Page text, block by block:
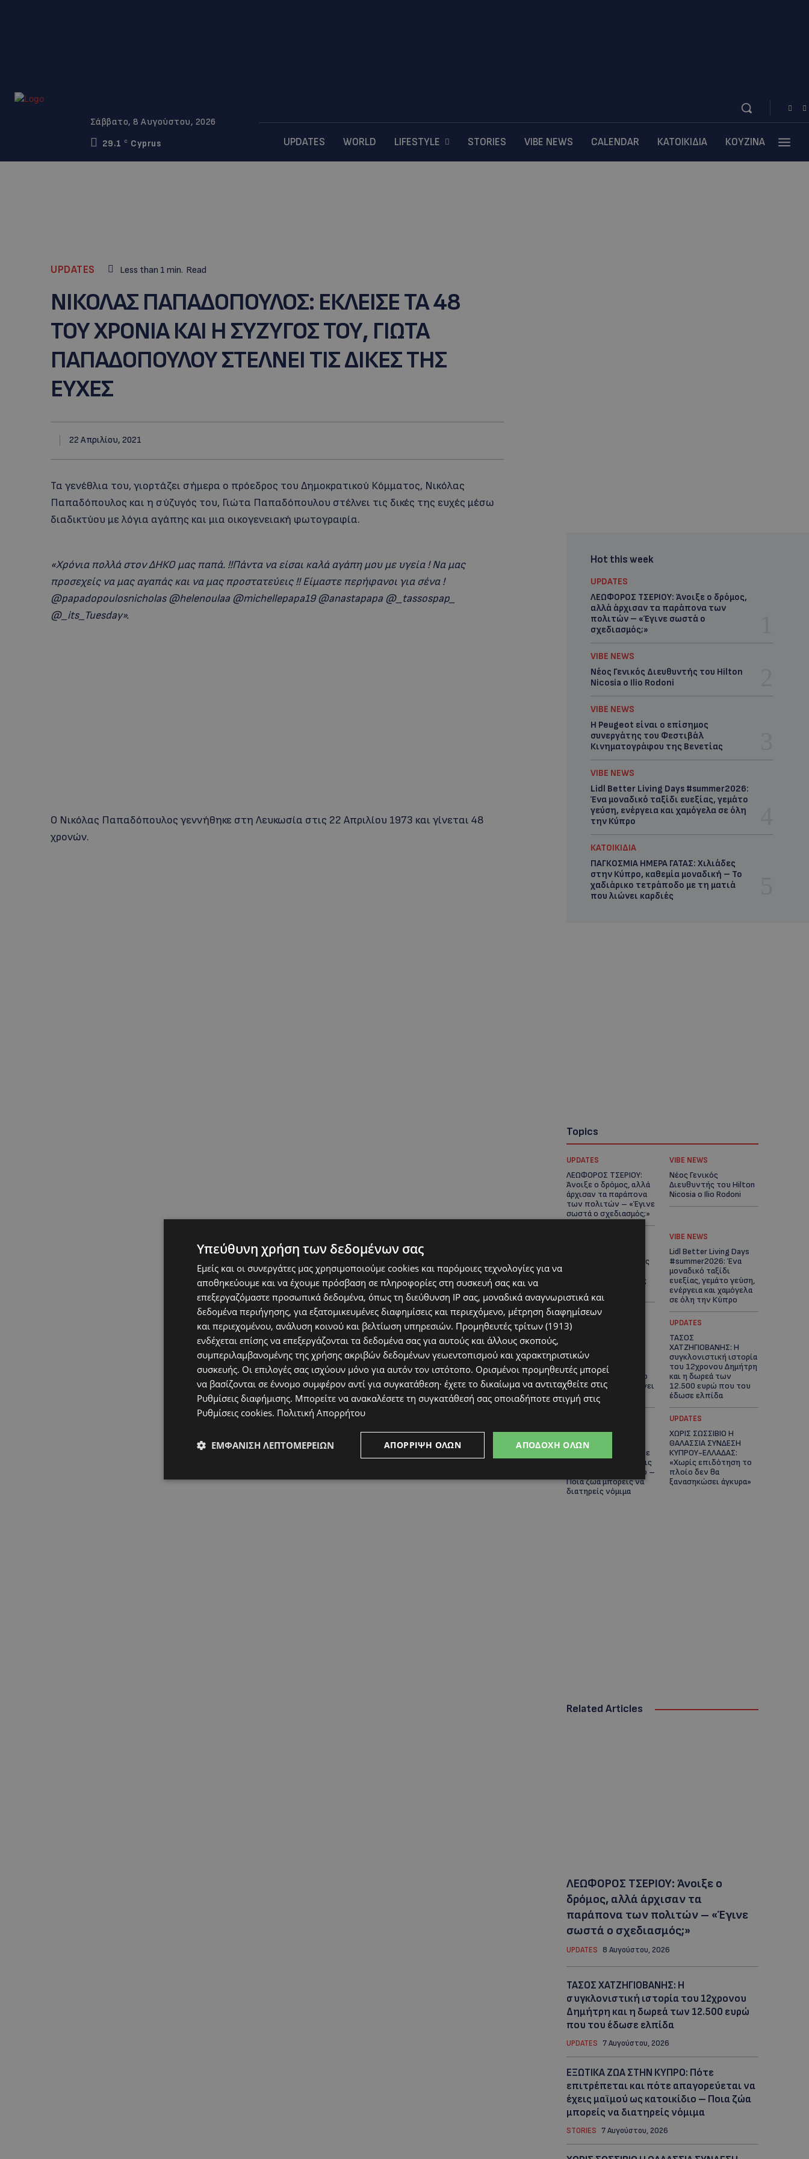
Σάββατο, 8 Αυγούστου, 2026
29.1
C Cyprus UPDATES WORLD LIFESTYLE STORIES VIBE NEWS CALENDAR ΚΑΤΟΙΚΙΔΙΑ ΚΟΥΖΙΝΑ
UPDATES Less than 1 min. Read
ΝΙΚΟΛΑΣ ΠΑΠΑΔΟΠΟΥΛΟΣ: ΕΚΛΕΙΣΕ ΤΑ 48
ΤΟΥ ΧΡΟΝΙΑ ΚΑΙ Η ΣΥΖΥΓΟΣ ΤΟΥ, ΓΙΩΤΑ
ΠΑΠΑΔΟΠΟΥΛΟΥ ΣΤΕΛΝΕΙ ΤΙΣ ΔΙΚΕΣ ΤΗΣ
ΕΥΧΕΣ
22 Απριλίου, 2021
Τα γενέθλια του, γιορτάζει σήμερα ο πρόεδρος του Δημοκρατικού Κόμματος, Νικόλας
Παπαδόπουλος και η σύζυγός του, Γιώτα Παπαδόπουλου στέλνει τις δικές της ευχές μέσω
διαδικτύου με λόγια αγάπης και μια οικογενειακή φωτογραφία.
«Χρόνια πολλά στον ΔΗΚΟ μας παπά. !!Πάντα να είσαι καλά αγάπη μου με υγεία ! Να μας
προσεχείς να μας αγαπάς και να μας προστατεύεις !! Είμαστε περήφανοι για σένα !
@papadopoulosnicholas @helenoulaa @michellepapa19 @anastapapa @_tassospap_
@_its_Tuesday».
Ο Νικόλας Παπαδόπουλος γεννήθηκε στη Λευκωσία στις 22 Απριλίου 1973 και γίνεται 48
χρονών.
Hot this week
UPDATES
ΛΕΩΦΟΡΟΣ ΤΣΕΡΙΟΥ: Άνοιξε ο δρόμος,
αλλά άρχισαν τα παράπονα των
πολιτών – «Έγινε σωστά ο
σχεδιασμός;»
VIBE NEWS
Νέος Γενικός Διευθυντής του Hilton
Nicosia ο Ilio Rodoni
VIBE NEWS
Η Peugeot είναι ο επίσημος
συνεργάτης του Φεστιβάλ
Κινηματογράφου της Βενετίας
VIBE NEWS
Lidl Better Living Days #summer2026:
Ένα μοναδικό ταξίδι ευεξίας, γεμάτο
γεύση, ενέργεια και χαμόγελα σε όλη
την Κύπρο
ΚΑΤΟΙΚΙΔΙΑ
ΠΑΓΚΟΣΜΙΑ ΗΜΕΡΑ ΓΑΤΑΣ: Χιλιάδες
στην Κύπρο, καθεμία μοναδική – Το
χαδιάρικο τετράποδο με τη ματιά
που λιώνει καρδιές
Topics
UPDATES
ΛΕΩΦΟΡΟΣ ΤΣΕΡΙΟΥ:
Άνοιξε ο δρόμος, αλλά
άρχισαν τα παράπονα
των πολιτών – «Έγινε
σωστά ο σχεδιασμός;»
VIBE NEWS
Νέος Γενικός
Διευθυντής του Hilton
Nicosia ο Ilio Rodoni
επίσημος συνεργάτης
Κινηματογράφου της
VIBE NEWS
Lidl Better Living Days
#summer2026: Ένα
μοναδικό ταξίδι
ευεξίας, γεμάτο γεύση,
ενέργεια και χαμόγελα
σε όλη την Κύπρο
ΚΑΤΟΙΚΙΔΙΑ
Κύπρο, καθεμία
μοναδική – Το
χαδιάρικο τετράποδο
με τη ματιά που λιώνει
καρδιές
UPDATES
ΤΑΣΟΣ
ΧΑΤΖΗΓΙΟΒΑΝΗΣ: Η
συγκλονιστική ιστορία
του 12χρονου Δημήτρη
και η δωρεά των
12.500 ευρώ που του
έδωσε ελπίδα
ΕΞΩΤΙΚΑ ΖΩΑ ΣΤΗΝ
ΚΥΠΡΟ: Πότε
επιτρέπεται και πότε
απαγορεύεται να έχεις
μαϊμού ως κατοικίδιο –
Ποια ζώα μπορείς να
διατηρείς νόμιμα
UPDATES
ΧΩΡΙΣ ΣΩΣΣΙΒΙΟ Η
ΘΑΛΑΣΣΙΑ ΣΥΝΔΕΣΗ
ΚΥΠΡΟΥ-ΕΛΛΑΔΑΣ:
«Χωρίς επιδότηση το
πλοίο δεν θα
ξανασηκώσει άγκυρα»
Related Articles
ΛΕΩΦΟΡΟΣ ΤΣΕΡΙΟΥ: Άνοιξε ο
δρόμος, αλλά άρχισαν τα
παράπονα των πολιτών – «Έγινε
σωστά ο σχεδιασμός;»
UPDATES 8 Αυγούστου, 2026
ΤΑΣΟΣ ΧΑΤΖΗΓΙΟΒΑΝΗΣ: Η
συγκλονιστική ιστορία του 12χρονου
Δημήτρη και η δωρεά των 12.500 ευρώ
που του έδωσε ελπίδα
UPDATES 7 Αυγούστου, 2026
ΕΞΩΤΙΚΑ ΖΩΑ ΣΤΗΝ ΚΥΠΡΟ: Πότε
επιτρέπεται και πότε απαγορεύεται να
έχεις μαϊμού ως κατοικίδιο – Ποια ζώα
μπορείς να διατηρείς νόμιμα
STORIES 7 Αυγούστου, 2026
Υπεύθυνη χρήση των δεδομένων σας
Εμείς και οι συνεργάτες μας χρησιμοποιούμε cookies και παρόμοιες τεχνολογίες για να
αποθηκεύουμε και να έχουμε πρόσβαση σε πληροφορίες στη συσκευή σας και να
επεξεργαζόμαστε προσωπικά δεδομένα, όπως τη διεύθυνση IP σας, μοναδικά αναγνωριστικά και
δεδομένα περιήγησης, για εξατομικευμένες διαφημίσεις και περιεχόμενο, μέτρηση διαφημίσεων
και περιεχομένου, ανάλυση κοινού και βελτίωση υπηρεσιών. Προμηθευτές τρίτων (1913)
ενδέχεται επίσης να επεξεργάζονται τα δεδομένα σας για αυτούς και άλλους σκοπούς,
συμπεριλαμβανομένης της χρήσης ακριβών δεδομένων γεωεντοπισμού και χαρακτηριστικών
συσκευής. Οι επιλογές σας ισχύουν μόνο για αυτόν τον ιστότοπο. Ορισμένοι προμηθευτές μπορεί
να βασίζονται σε έννομο συμφέρον αντί για συγκατάθεση· έχετε το δικαίωμα να αντιταχθείτε στις
Ρυθμίσεις διαφήμισης. Μπορείτε να ανακαλέσετε τη συγκατάθεσή σας οποιαδήποτε στιγμή στις
Ρυθμίσεις cookies. Πολιτική Απορρήτου
ΑΠΟΔΟΧΉ ΌΛΩΝ
ΑΠΌΡΡΙΨΗ ΌΛΩΝ
ΕΜΦΆΝΙΣΗ ΛΕΠΤΟΜΕΡΕΙΏΝ